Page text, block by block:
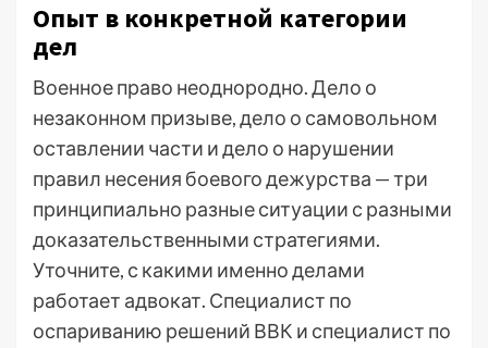
Опыт в конкретной категории
дел
Военное право неоднородно. Дело о
незаконном призыве, дело о самовольном
оставлении части и дело о нарушении
правил несения боевого дежурства — три
принципиально разные ситуации с разными
доказательственными стратегиями.
Уточните, с какими именно делами
работает адвокат. Специалист по
оспариванию решений ВВК и специалист по